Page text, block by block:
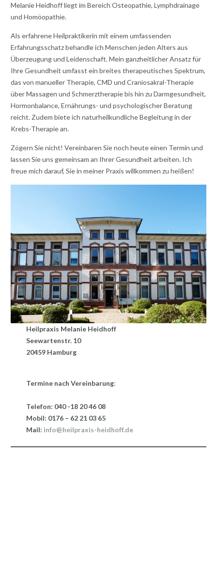
Melanie Heidhoff liegt im Bereich Osteopathie, Lymphdrainage
und Homöopathie.
Als erfahrene Heilpraktikerin mit einem umfassenden
Erfahrungsschatz behandle ich Menschen jeden Alters aus
Überzeugung und Leidenschaft. Mein ganzheitlicher Ansatz für
Ihre Gesundheit umfasst ein breites therapeutisches Spektrum,
das von manueller Therapie, CMD und Craniosakral-Therapie
über Massagen und Schmerztherapie bis hin zu Darmgesundheit,
Hormonbalance, Ernährungs- und psychologischer Beratung
reicht. Zudem biete ich naturheilkundliche Begleitung in der
Krebs-Therapie an.
Zögern Sie nicht! Vereinbaren Sie noch heute einen Termin und
lassen Sie uns gemeinsam an Ihrer Gesundheit arbeiten. Ich
freue mich darauf, Sie in meiner Praxis willkommen zu heißen!
Heilpraxis Melanie Heidhoff
Seewartenstr. 10
20459 Hamburg
Termine nach Vereinbarung:
Telefon: 040 -18 20 46 08
Mobil: 0176 – 62 21 03 65
Mail: info@heilpraxis-heidhoff.de